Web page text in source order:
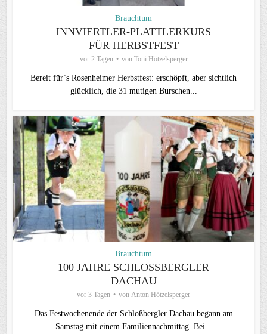
Brauchtum
INNVIERTLER-PLATTLERKURS
FÜR HERBSTFEST
vor 2 Tagen von Toni Hötzelsperger
Bereit für`s Rosenheimer Herbstfest: erschöpft, aber sichtlich
glücklich, die 31 mutigen Burschen...
Brauchtum
100 JAHRE SCHLOSSBERGLER D
ACHAU
vor 3 Tagen von Anton Hötzelsperger
Das Festwochenende der Schloßbergler Dachau begann am
Samstag mit einem Familiennachmittag. Bei...